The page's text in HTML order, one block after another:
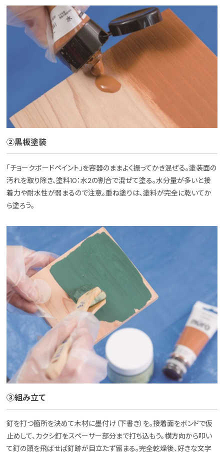
②黒板塗装
「チョークボードペイント」を容器のままよく振ってかき混ぜる。塗装面の
汚れを取り除き、塗料10：水2の割合で混ぜて塗る。水分量が多いと接
着力や耐水性が弱まるので注意。重ね塗りは、塗料が完全に乾いてか
ら塗ろう。
③組み立て
釘を打つ箇所を決めて木材に墨付け（下書き）を。接着面をボンドで仮
止めして、カクシ釘をスペーサー部分まで打ち込もう。横方向から叩い
て釘の頭を飛ばせば釘跡が目立たず留まる。完全乾燥後、好きな文字